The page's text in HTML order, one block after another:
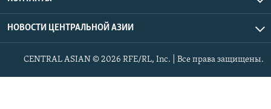
НОВОСТИ ЦЕНТРАЛЬНОЙ АЗИИ
CENTRAL ASIAN © 2026 RFE/RL, Inc. | Все права защищены.